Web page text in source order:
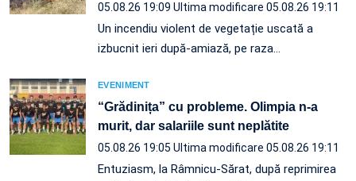
05.08.26 19:09 Ultima modificare 05.08.26 19:11
Un incendiu violent de vegetație uscată a
izbucnit ieri după-amiază, pe raza…
EVENIMENT
“Grădinița” cu probleme. Olimpia n-a
murit, dar salariile sunt neplătite
05.08.26 19:05 Ultima modificare 05.08.26 19:11
Entuziasm, la Râmnicu-Sărat, după reprimirea